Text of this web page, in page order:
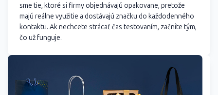
sme tie, ktoré si firmy objednávajú opakovane, pretože
majú reálne využitie a dostávajú značku do každodenného
kontaktu. Ak nechcete strácať čas testovaním, začnite tým,
čo už funguje.